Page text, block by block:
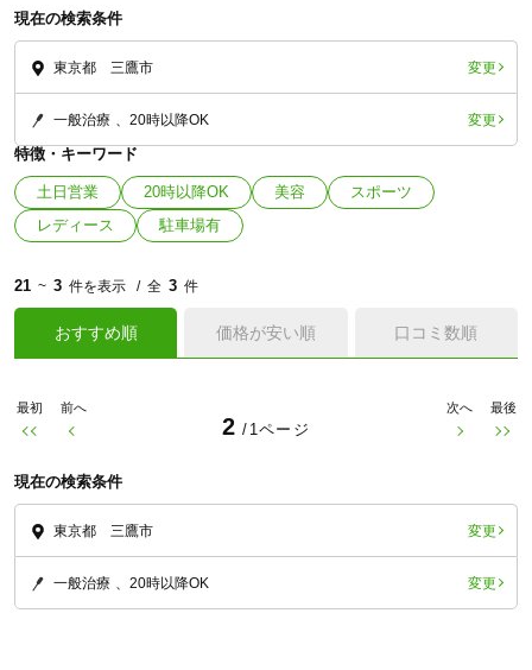
現在の検索条件
東京都 三鷹市 変更
一般治療 20時以降OK 変更
特徴・キーワード
土日営業 20時以降OK 美容
スポーツ
レディース
駐車場有
21 ~ 3 件を表示 全 3 件
おすすめ順 価格が安い順 口コミ数順
最初 前へ
2 /1ページ
次へ 最後
現在の検索条件
東京都 三鷹市 変更
一般治療 20時以降OK 変更
「健康にはりを見た」